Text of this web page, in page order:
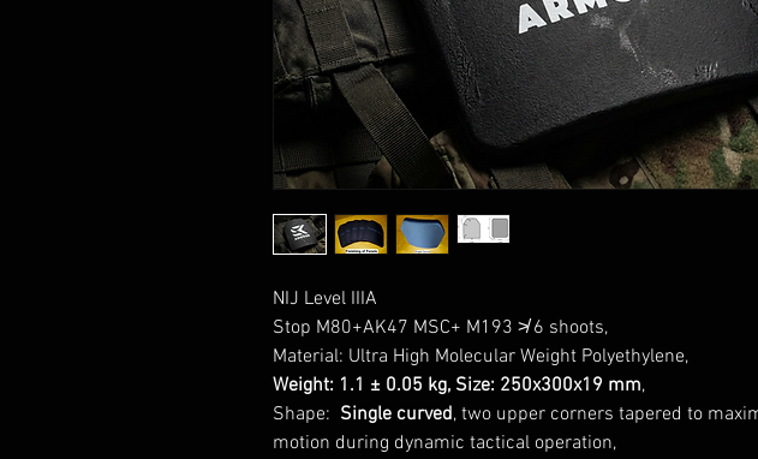
NIJ Level IIIA
Stop M80+AK47 MSC+ M193 ≯ 6 shoots,
Material: Ultra High Molecular Weight Polyethylene,
Weight: 1.1 ± 0.05 kg, Size: 250x300x19 mm,
Shape: Single curved, two upper corners tapered to
motion during dynamic tactical operation,